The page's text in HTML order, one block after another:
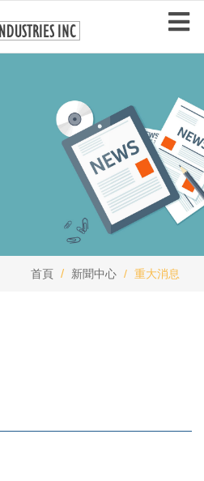
首頁 新聞中心 重大消息